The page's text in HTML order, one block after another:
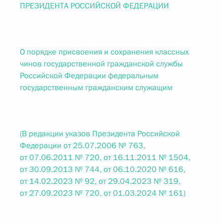
ПРЕЗИДЕНТА РОССИЙСКОЙ ФЕДЕРАЦИИ
О порядке присвоения и сохранения классных
чинов государственной гражданской службы
Российской Федерации федеральным
государственным гражданским служащим
(В редакции указов Президента Российской
Федерации от 25.07.2006 № 763,
от 07.06.2011 № 720, от 16.11.2011 № 1504,
от 30.09.2013 № 744, от 06.10.2020 № 616,
от 14.02.2023 № 92, от 29.04.2023 № 319,
от 27.09.2023 № 720, от 01.03.2024 № 161)